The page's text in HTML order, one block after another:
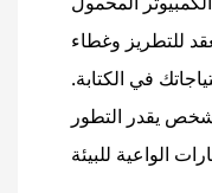
للتطريز وغطاء
في الكتابة.
يقدر التطور